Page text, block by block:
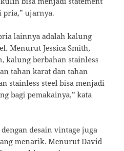
pria,” ujarnya.
lainnya adalah kalung
Menurut Jessica Smith,
kalung berbahan stainless
tahan karat dan tahan
stainless steel bisa menjadi
bagi pemakainya,” kata
desain vintage juga
menarik. Menurut David